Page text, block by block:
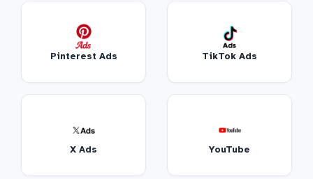
Pinterest Ads TikTok Ads
X Ads YouTube